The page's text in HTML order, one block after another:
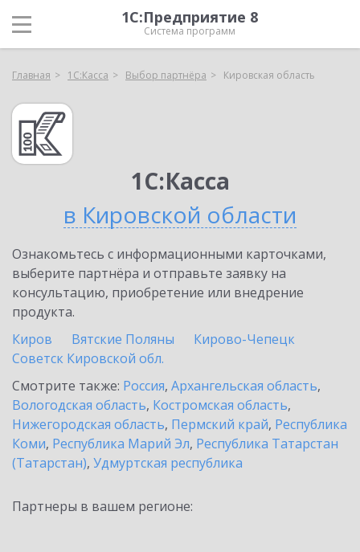
1С:Предприятие 8
Система программ
Главная 1С:Касса Выбор партнёра Кировская область
1С:Касса
в Кировской области
Ознакомьтесь с информационными карточками,
выберите партнёра и отправьте заявку на
консультацию, приобретение или внедрение
продукта.
Киров
Вятские Поляны
Кирово-Чепецк
Советск Кировской обл.
Смотрите также: Россия, Архангельская область,
Вологодская область, Костромская область,
Нижегородская область, Пермский край, Республика
Коми, Республика Марий Эл, Республика Татарстан
(Татарстан), Удмуртская республика
Партнеры в вашем регионе: